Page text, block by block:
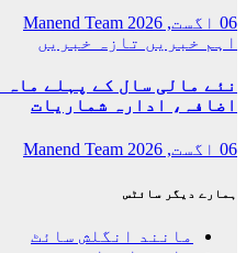
06 اگست, 2026
Manend Team
اہم خبریں تازہ خبریں
اضافہ، ادارہ شماریات
06 اگست, 2026 Manend Team
ہمارے دیگر سائٹس
مانند انگلش سائٹ